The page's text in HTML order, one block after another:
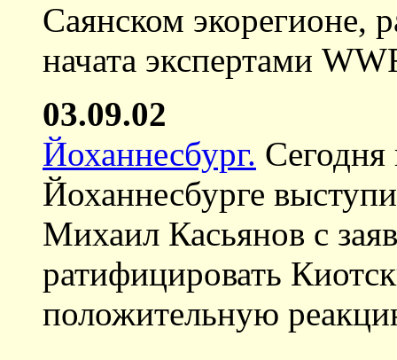
Саянском экорегионе,
начата экспертами
03.09.02
Йоханнесбург.
Йоханнесбурге
Михаил Касьянов с
ратифицировать
положительную